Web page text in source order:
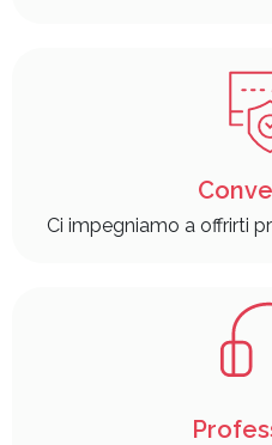
Ci impegniamo a offrirti